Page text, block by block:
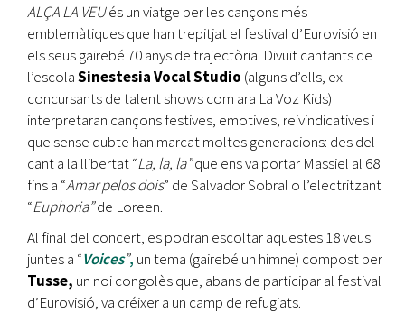
ALÇA LA VEUés un viatge per les cançons més
emblemàtiques que han trepitjat el festival d’Eurovisió en
els seus gairebé 70 anys de trajectòria. Divuit cantants de
l’escolaSinestesia Vocal Studio (alguns d’ells, ex-
concursants de talent shows com ara La Voz Kids)
interpretaran cançons festives, emotives, reivindicatives i
que sense dubte han marcat moltes generacions: des del
cant a la llibertat “La, la, la”que ens va portar Massiel al 68
fins a “Amar pelos dois” de Salvador Sobral o l’electritzant
“Euphoria”de Loreen.
Al final del concert, es podran escoltar aquestes 18 veus
juntes a “Voices”, un tema (gairebé un himne) compost per
Tusse, un noi congolès que, abans de participar al festival
d’Eurovisió, va créixer a un camp de refugiats.